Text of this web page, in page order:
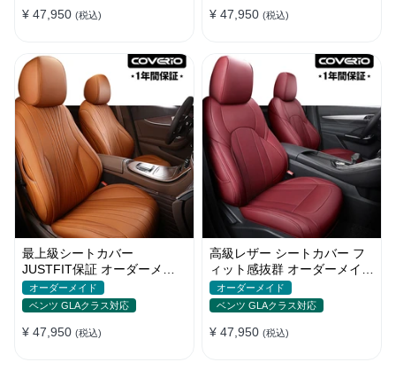
¥ 47,950 (税込) ¥ 47,950 (税込)
最上級シートカバー
JUSTFIT保証 オーダーメイ
ド 防水レザー 7色 おしゃれ
全席セット
オーダーメイド
ベンツ GLAクラス対応
¥ 47,950 (税込)
高級レザー シートカバー フ
ィット感抜群 オーダーメイド
5色 防水 耐摩耗性 全席セッ
ト
オーダーメイド
ベンツ GLAクラス対応
¥ 47,950 (税込)